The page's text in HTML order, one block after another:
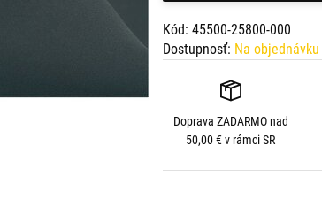
Kód: 45500-25800-000
Dostupnosť: Na objednávku
Doprava ZADARMOnad
50,00 € v rámci SR